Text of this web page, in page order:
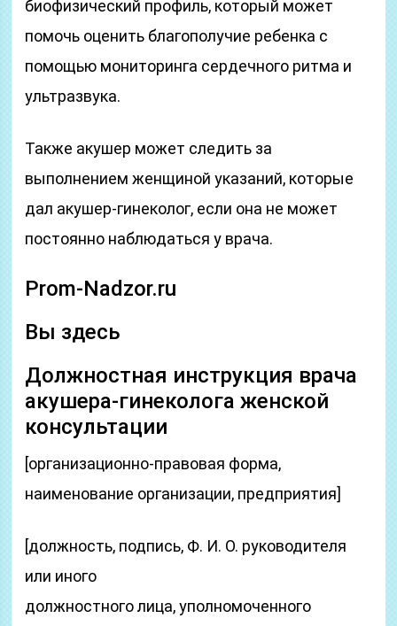
биофизический профиль, который может
помочь оценить благополучие ребенка с
помощью мониторинга сердечного ритма и
ультразвука.
Также акушер может следить за
выполнением женщиной указаний, которые
дал акушер-гинеколог, если она не может
постоянно наблюдаться у врача.
Prom-Nadzor.ru
Вы здесь
Должностная инструкция врача
акушера-гинеколога женской
консультации
[организационно-правовая форма,
наименование организации, предприятия]
[должность, подпись, Ф. И. О. руководителя
или иного
должностного лица, уполномоченного